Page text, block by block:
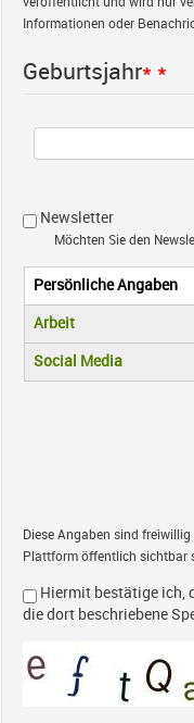
Informationen oder
Geburtsjahr* *
Newsletter
Möchten Sie den
Vertikale
Persönliche Angaben
(aktiver Reiter)
Arbeit
Social Media
Diese Angaben sind
Plattform öffentlich sichtbar
Hiermit bestätige ich,
die dort beschriebene